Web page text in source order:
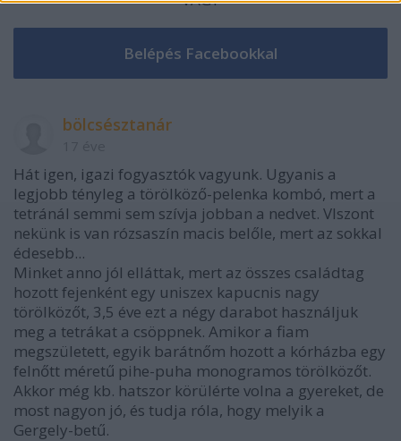
bölcsésztanár
Hát igen, igazi fogyasztók vagyunk. Ugyanis a
legjobb tényleg a törölköző-pelenka kombó, mert a
tetránál semmi sem szívja jobban a nedvet. VIszont
nekünk is van rózsaszín macis belőle, mert az sokkal
édesebb...
Minket anno jól elláttak, mert az összes családtag
hozott fejenként egy uniszex kapucnis nagy
törölközőt, 3,5 éve ezt a négy darabot használjuk
meg a tetrákat a csöppnek. Amikor a fiam
megszületett, egyik barátnőm hozott a kórházba egy
felnőtt méretű pihe-puha monogramos törölközőt.
Akkor még kb. hatszor körülérte volna a gyereket, de
most nagyon jó, és tudja róla, hogy melyik a
Gergely-betű.